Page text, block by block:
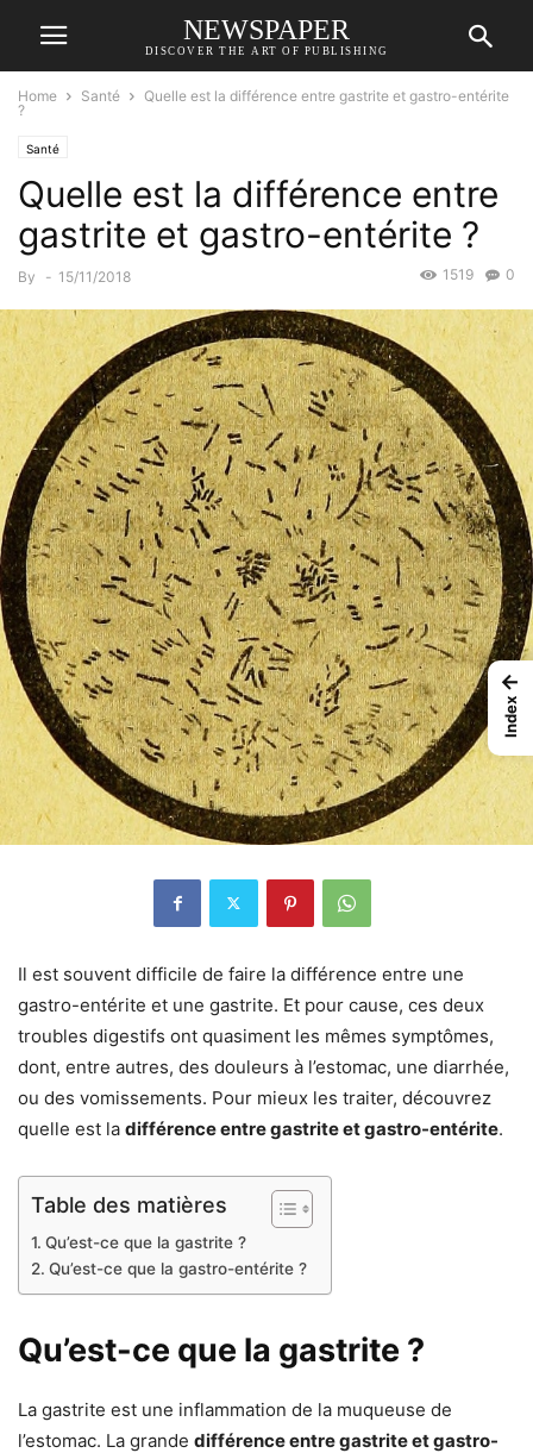
NEWSPAPER
DISCOVER THE ART OF PUBLISHING
Home Santé
Quelle est la différence entre gastrite et gastro-entérite
?
Santé
Quelle est la différence entre
gastrite et gastro-entérite ?
By - 15/11/2018 0
1519
Il est souvent difficile de faire la différence entre une
gastro-entérite et une gastrite. Et pour cause, ces deux
troubles digestifs ont quasiment les mêmes symptômes,
dont, entre autres, des douleurs à l’estomac, une diarrhée,
ou des vomissements. Pour mieux les traiter, découvrez
quelle est la différence entre gastrite et gastro-entérite.
Table des matières
Qu’est-ce que la gastrite ?
Qu’est-ce que la gastro-entérite ?
Qu’est-ce que la gastrite ?
La gastrite est une inflammation de la muqueuse de
l’estomac. La grande différence entre gastrite et gastro-
←
Index